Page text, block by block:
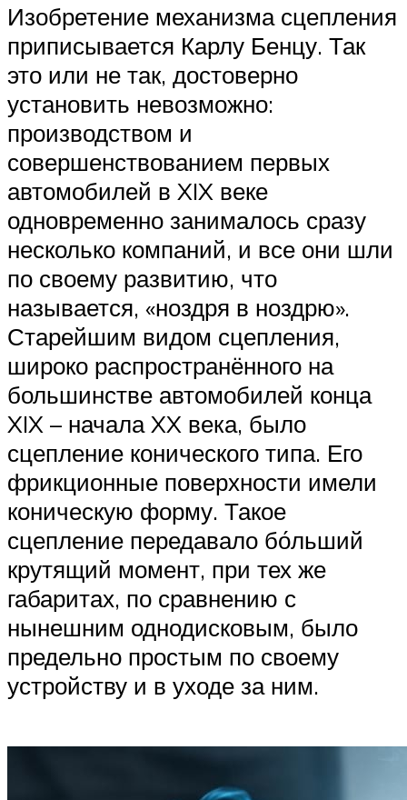
Изобретение механизма сцепления
приписывается Карлу Бенцу. Так
это или не так, достоверно
установить невозможно:
производством и
совершенствованием первых
автомобилей в XIX веке
одновременно занималось сразу
несколько компаний, и все они шли
по своему развитию, что
называется, «ноздря в ноздрю».
Старейшим видом сцепления,
широко распространённого на
большинстве автомобилей конца
XIX – начала XX века, было
сцепление конического типа. Его
фрикционные поверхности имели
коническую форму. Такое
сцепление передавало бо́льший
крутящий момент, при тех же
габаритах, по сравнению с
нынешним однодисковым, было
предельно простым по своему
устройству и в уходе за ним.